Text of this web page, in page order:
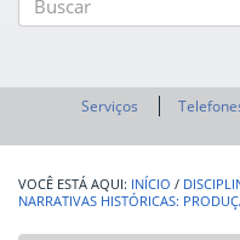
Serviços
INÍCIO /
NARRATIVAS HISTÓRICAS: